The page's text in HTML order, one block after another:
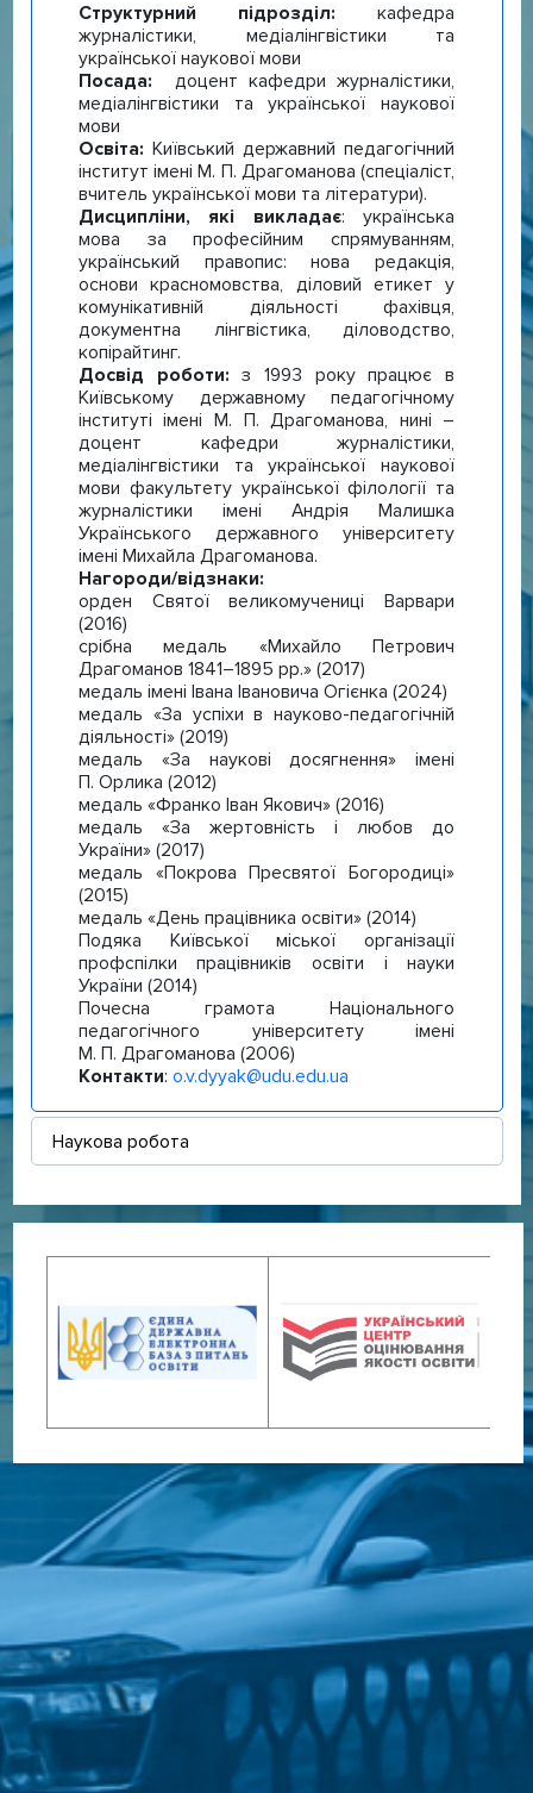
Структурний підрозділ:кафедра
журналістики, медіалінгвістики та
української наукової мови
Посада: доцент кафедри журналістики,
медіалінгвістики та української наукової
мови
Освіта: Київський державний педагогічний
інститут імені М. П. Драгоманова (спеціаліст,
вчитель української мови та літератури).
Дисципліни, які викладає: українська
мова за професійним спрямуванням,
український правопис: нова редакція,
основи красномовства, діловий етикет у
комунікативній діяльності фахівця,
документна лінгвістика, діловодство,
копірайтинг.
Досвід роботи: з 1993 року працює в
Київському державному педагогічному
інституті імені М. П. Драгоманова, нині –
доцент кафедри журналістики,
медіалінгвістики та української наукової
мови факультету української філології та
журналістики імені Андрія Малишка
Українського державного університету
імені Михайла Драгоманова.
Нагороди/відзнаки:
орден Святої великомучениці Варвари
(2016)
срібна медаль «Михайло Петрович
Драгоманов 1841–1895 рр.» (2017)
медаль імені Івана Івановича Огієнка (2024)
медаль «За успіхи в науково-педагогічній
діяльності» (2019)
медаль «За наукові досягнення» імені
П. Орлика (2012)
медаль «Франко Іван Якович» (2016)
медаль «За жертовність і любов до
України» (2017)
медаль «Покрова Пресвятої Богородиці»
(2015)
медаль «День працівника освіти» (2014)
Подяка Київської міської організації
профспілки працівників освіти і науки
України (2014)
Почесна грамота Національного
педагогічного університету імені
М. П. Драгоманова (2006)
Контакти: o.v.dyyak@udu.edu.ua
Наукова робота